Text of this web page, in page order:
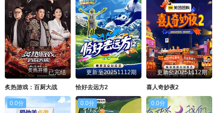
已完结
炙热游戏：百厨大战
更新至20251112期
恰好去远方2
更新至20251112期
喜人奇妙夜2
0.0分 0.0分 0.0分